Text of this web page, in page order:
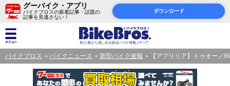
グーバイク・アプリ
バイクブロスの新着記事・話題の
記事を見逃さない！
ダウンロード
バイクブロス バイクニュース 新型バイク速報 【アプリリア】トゥオーノ